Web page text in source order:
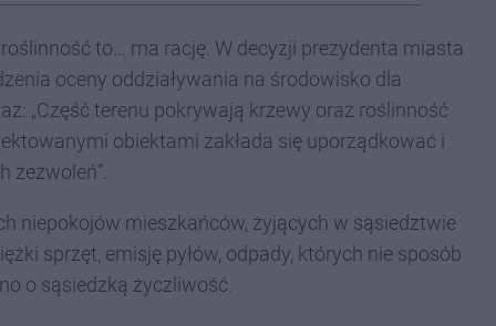
to… ma rację. W decyzji prezydenta miasta
oceny oddziaływania na środowisko dla
„Część terenu pokrywają krzewy oraz roślinność
obiektami zakłada się uporządkować i
zezwoleń”.
niepokojów mieszkańców, żyjących w sąsiedztwie
sprzęt, emisję pyłów, odpady, których nie sposób
o sąsiedzką życzliwość.